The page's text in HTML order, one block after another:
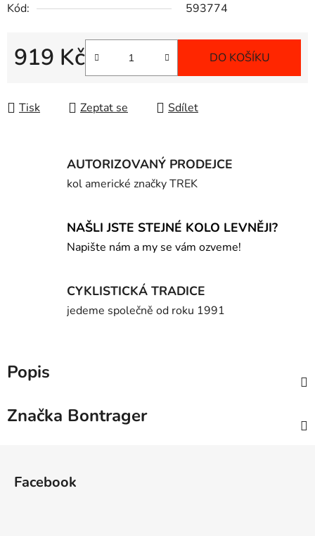
Kód:
593774
919 Kč DO KOŠÍKU
Tisk Zeptat se Sdílet
AUTORIZOVANÝ PRODEJCE
kol americké značky TREK
NAŠLI JSTE STEJNÉ KOLO LEVNĚJI?
Napište nám a my se vám ozveme!
CYKLISTICKÁ TRADICE
jedeme společně od roku 1991
Popis
Značka Bontrager
Facebook